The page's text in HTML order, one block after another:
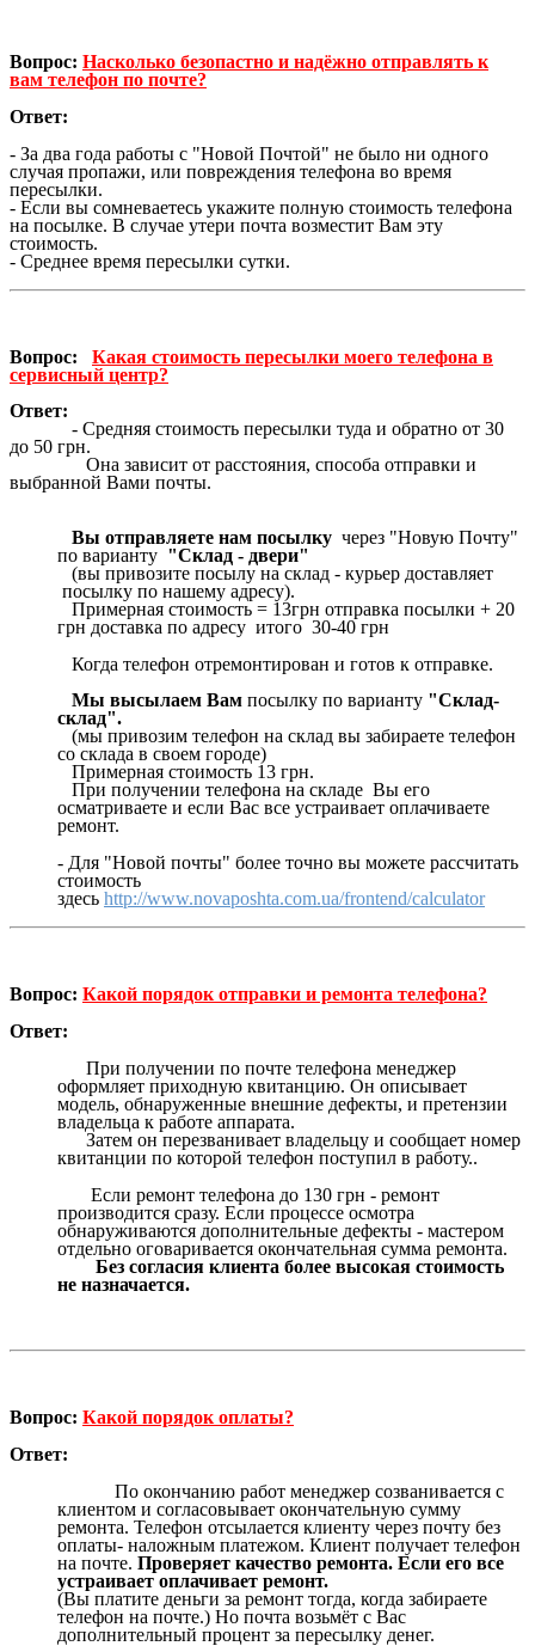
Вопрос: Насколько безопастно и надёжно отправлять к
вам телефон по почте?
Ответ:
- За два года работы с "Новой Почтой" не было ни одного
случая пропажи, или повреждения телефона во время
пересылки.
- Если вы сомневаетесь укажите полную стоимость телефона
на посылке. В случае утери почта возместит Вам эту
стоимость.
- Среднее время пересылки сутки.
Вопрос: Какая стоимость пересылки моего телефона в
сервисный центр?
Ответ:
- Средняя стоимость пересылки туда и обратно от 30
до 50 грн.
Она зависит от расстояния, способа отправки и
выбранной Вами почты.
Вы отправляете нам посылку через "Новую Почту"
по варианту "Склад - двери"
(вы привозите посылу на склад - курьер доставляет
посылку по нашему адресу).
Примерная стоимость = 13грн отправка посылки + 20
грн доставка по адресу итого 30-40 грн
Когда телефон отремонтирован и готов к отправке.
Мы высылаем Вам посылку по варианту "Склад-
склад".
(мы привозим телефон на склад вы забираете телефон
со склада в своем городе)
Примерная стоимость 13 грн.
При получении телефона на складе Вы его
осматриваете и если Вас все устраивает оплачиваете
ремонт.
- Для "Новой почты" более точно вы можете рассчитать
стоимость
здесь http://www.novaposhta.com.ua/frontend/calculator
Вопрос: Какой порядок отправки и ремонта телефона?
Ответ:
При получении по почте телефона менеджер
оформляет приходную квитанцию. Он описывает
модель, обнаруженные внешние дефекты, и претензии
владельца к работе аппарата.
Затем он перезванивает владельцу и сообщает номер
квитанции по которой телефон поступил в работу..
Если ремонт телефона до 130 грн - ремонт
производится сразу. Если процессе осмотра
обнаруживаются дополнительные дефекты - мастером
отдельно оговаривается окончательная сумма ремонта.
Без согласия клиента более высокая стоимость
не назначается.
Вопрос: Какой порядок оплаты?
Ответ:
По окончанию работ менеджер созванивается с
клиентом и согласовывает окончательную сумму
ремонта. Телефон отсылается клиенту через почту без
оплаты- наложным платежом. Клиент получает телефон
на почте. Проверяет качество ремонта. Если его все
устраивает оплачивает ремонт.
(Вы платите деньги за ремонт тогда, когда забираете
телефон на почте.) Но почта возьмёт с Вас
дополнительный процент за пересылку денег.